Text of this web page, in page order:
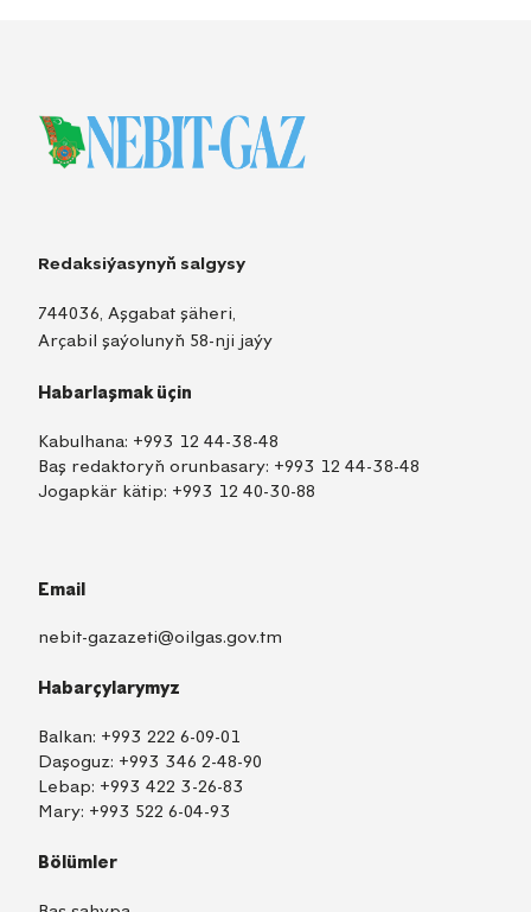
Redaksiýasynyň salgysy
744036, Aşgabat şäheri,
Arçabil şaýolunyň 58-nji jaýy
Habarlaşmak üçin
Kabulhana: +993 12 44-38-48
Baş redaktoryň orunbasary: +993 12 44-38-48
Jogapkär kätip: +993 12 40-30-88
Email
nebit-gazazeti@oilgas.gov.tm
Habarçylarymyz
Balkan: +993 222 6-09-01
Daşoguz: +993 346 2-48-90
Lebap: +993 422 3-26-83
Mary: +993 522 6-04-93
Bölümler